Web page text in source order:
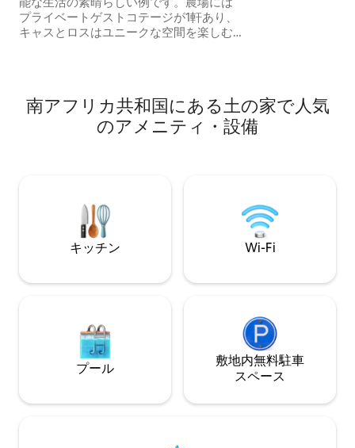
プライベートゲストコテージが1軒あり、
キャスとロスはユニークな空間を楽しむ
ン・カールーの田舎のとても美しく穏や
かな谷にあります。風光明媚な散歩、サ
イクリングルート、新鮮な農産物、素晴
の：ワイン1本、
南アフリカ共和国にある土の家で人気
のアメニティ・設備
キッチン Wi-Fi
プール
敷地内無料駐⁠車
ス⁠ペ⁠ー⁠ス